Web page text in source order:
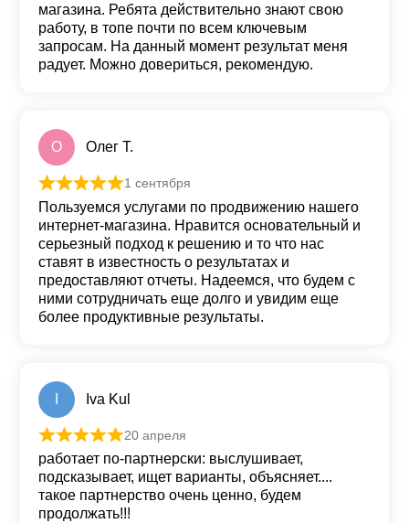
магазина. Ребята действительно знают свою
работу, в топе почти по всем ключевым
запросам. На данный момент результат меня
радует. Можно довериться, рекомендую.
О Олег Т.
Оценка
1 сентября
Пользуемся услугами по продвижению нашего
интернет-магазина. Нравится основательный и
серьезный подход к решению и то что нас
ставят в известность о результатах и
предоставляют отчеты. Надеемся, что будем с
ними сотрудничать еще долго и увидим еще
более продуктивные результаты.
Iva Kul
Оценка из 5
20 апреля
работает по-партнерски: выслушивает,
подсказывает, ищет варианты, объясняет....
такое партнерство очень ценно, будем
продолжать!!!